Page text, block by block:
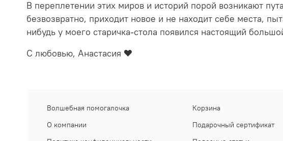
В переплетении этих миров и историй порой возникают
безвозвратно, приходит новое и не находит себе места,
нибудь у моего старичка-стола появился настоящий
С любовью, Анастасия ❤
Волшебная помогалочка
О компании
Корзина
Подарочный сертификат